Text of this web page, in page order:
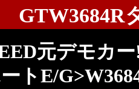
GTW3684R
元デモカー
トE/